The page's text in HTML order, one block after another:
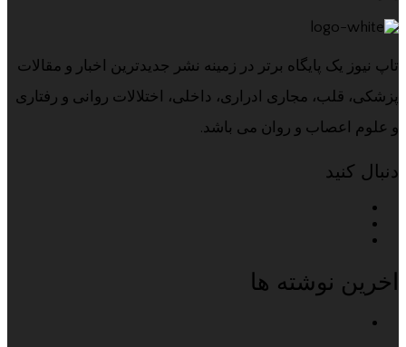
تاپ نیوز یک پایگاه برتر در زمینه نشر جدیدترین اخبار و مقالات
پزشکی، قلب، مجاری ادراری، داخلی، اختلالات روانی و رفتاری
و علوم اعصاب و روان می باشد.
دنبال کنید
اخرین نوشته ها